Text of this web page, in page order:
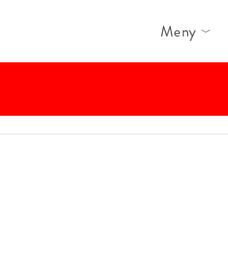
Meny